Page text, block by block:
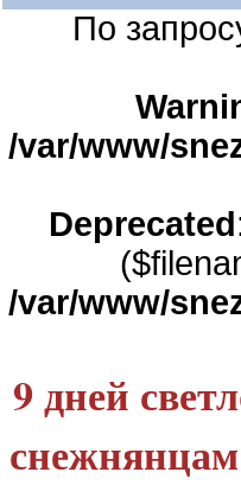
По
/var/www/
Deprecated
/var/www/
9 дней
снежнянцам